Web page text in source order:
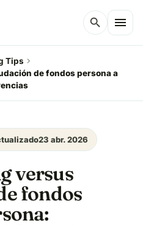
search menu
Tips chevron_right
de fondos persona a
23 abr. 2026
versus
fondos